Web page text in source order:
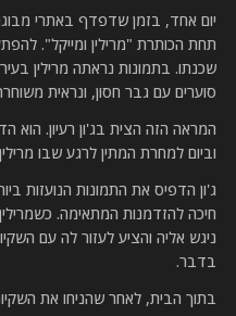
יום אחד, בזמן שדפדף באתרי
תחת הכותרת "מרילין ומייקל".
שכנתו. בתמונות נראתה מרילין
סוערים עם גבר חסון, ונראית
המראה הזה הצית בג'ון רעיון. הוא
וביום למחרת המתין לרגע שבו
ג'ון הדפיס את התמונות הנועזות
חיכה להזדמנות המתאימה.
ניגש אליה והציע לעזור לה עם
בדבר.
בתוך הבית, לאחר שהניחו את